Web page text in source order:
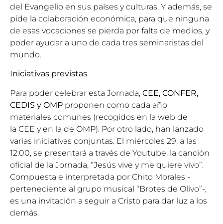
del Evangelio en sus países y culturas. Y además, se
pide la colaboración económica, para que ninguna
de esas vocaciones se pierda por falta de medios, y
poder ayudar a uno de cada tres seminaristas del
mundo.
Iniciativas previstas
Para poder celebrar esta Jornada, CEE, CONFER,
CEDIS y OMP proponen como cada año
materiales comunes (recogidos en la web de
la CEE y en la de OMP). Por otro lado, han lanzado
varias iniciativas conjuntas. El miércoles 29, a las
12:00, se presentará a través de Youtube, la canción
oficial de la Jornada, “Jesús vive y me quiere vivo”.
Compuesta e interpretada por Chito Morales -
perteneciente al grupo musical “Brotes de Olivo”-,
es una invitación a seguir a Cristo para dar luz a los
demás.